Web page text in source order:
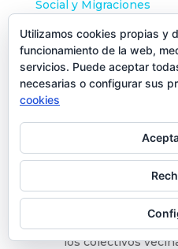
Carta al Ministerio de
Social y Migraciones
23, Dic 2024 |Otros
Nos dirigimos a
Vecinos de Barrios
Madrid, espacio en
los colectivos
Utilizamos cookies propias y
funcionamiento de la web,
servicios. Puede aceptar
necesarias o configurar sus
cookies